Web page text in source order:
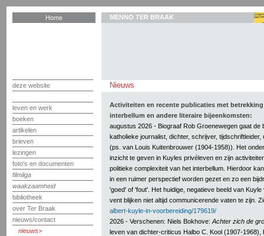
Home
deze website
leven en werk
boeken
artikelen
brieven
lezingen
foto's en documenten
filmliga
waakzaamheid
bibliotheek
over Ter Braak
nieuws/contact
nieuws
MENNO TER BRAAK
Nieuws
Activiteiten en recente publicaties met
interbellum en andere literaire bijeenkomsten:
augustus 2026 - Biograaf Rob Groenewegen gaat de
katholieke journalist, dichter, schrijver,
(ps. van Louis Kuitenbrouwer (1904-1958)). Het
inzicht te geven in Kuyles privéleven en zijn
politieke complexiteit van het interbellum. Hierdoor
in een ruimer perspectief worden gezet en zo een
'goed' of 'fout'. Het huidige, negatieve beeld van
vent blijken niet altijd communicerende vaten te zijn.
albert-kuyle-in-voorbereiding/179619/
2026 - Verschenen: Niels Bokhove: Achter zich de
leven van dichter-criticus Halbo C. Kool (1907-1968),